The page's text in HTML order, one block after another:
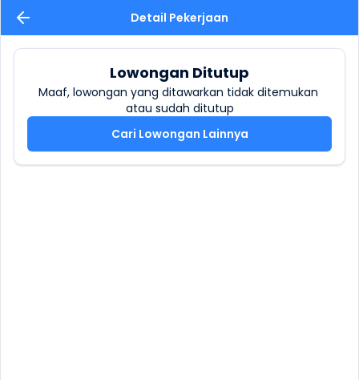
Detail Pekerjaan
Lowongan Ditutup
Maaf, lowongan yang ditawarkan tidak ditemukan
atau sudah ditutup
Cari Lowongan Lainnya